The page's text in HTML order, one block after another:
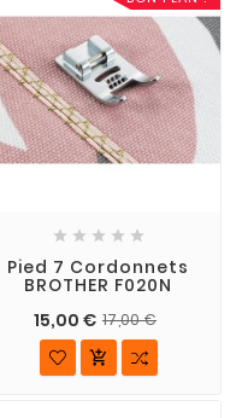
    
Pied 7 Cordonnets
BROTHER F020N
15,00 € 17,00 €
